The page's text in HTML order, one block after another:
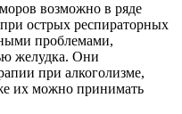
возможно в ряде
острых респираторных
проблемами,
желудка. Они
при алкоголизме,
их можно принимать